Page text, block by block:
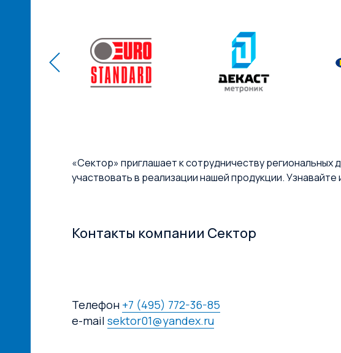
«Сектор» приглашает к сотрудничеству
участвовать в реализации нашей продукции.
Контакты компании Сектор
Телефон +7 (495) 772-36-85
e-mail sektor01@yandex.ru